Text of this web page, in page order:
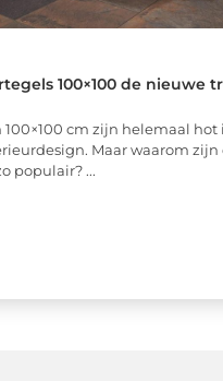
100×100 de nieuwe
100×100 cm zijn helemaal hot
Maar waarom zijn
populair? ...